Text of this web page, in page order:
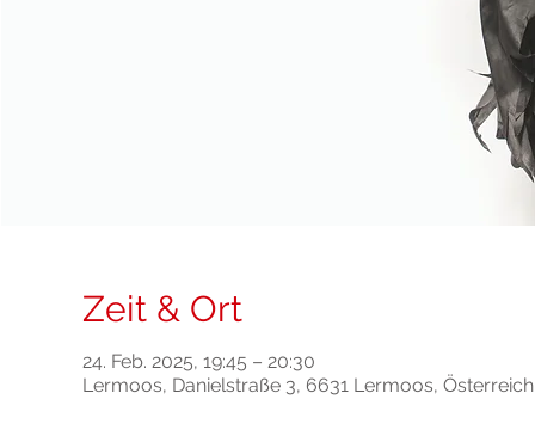
Zeit & Ort
24. Feb. 2025, 19:45 – 20:30
Lermoos, Danielstraße 3, 6631 Lermoos, Österreich